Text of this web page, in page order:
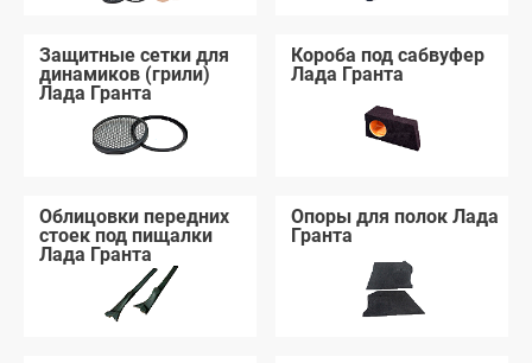
Защитные сетки для
динамиков (грили)
Лада Гранта
Короба под сабвуфер
Лада Гранта
Облицовки передних
стоек под пищалки
Лада Гранта
Опоры для полок Лада
Гранта